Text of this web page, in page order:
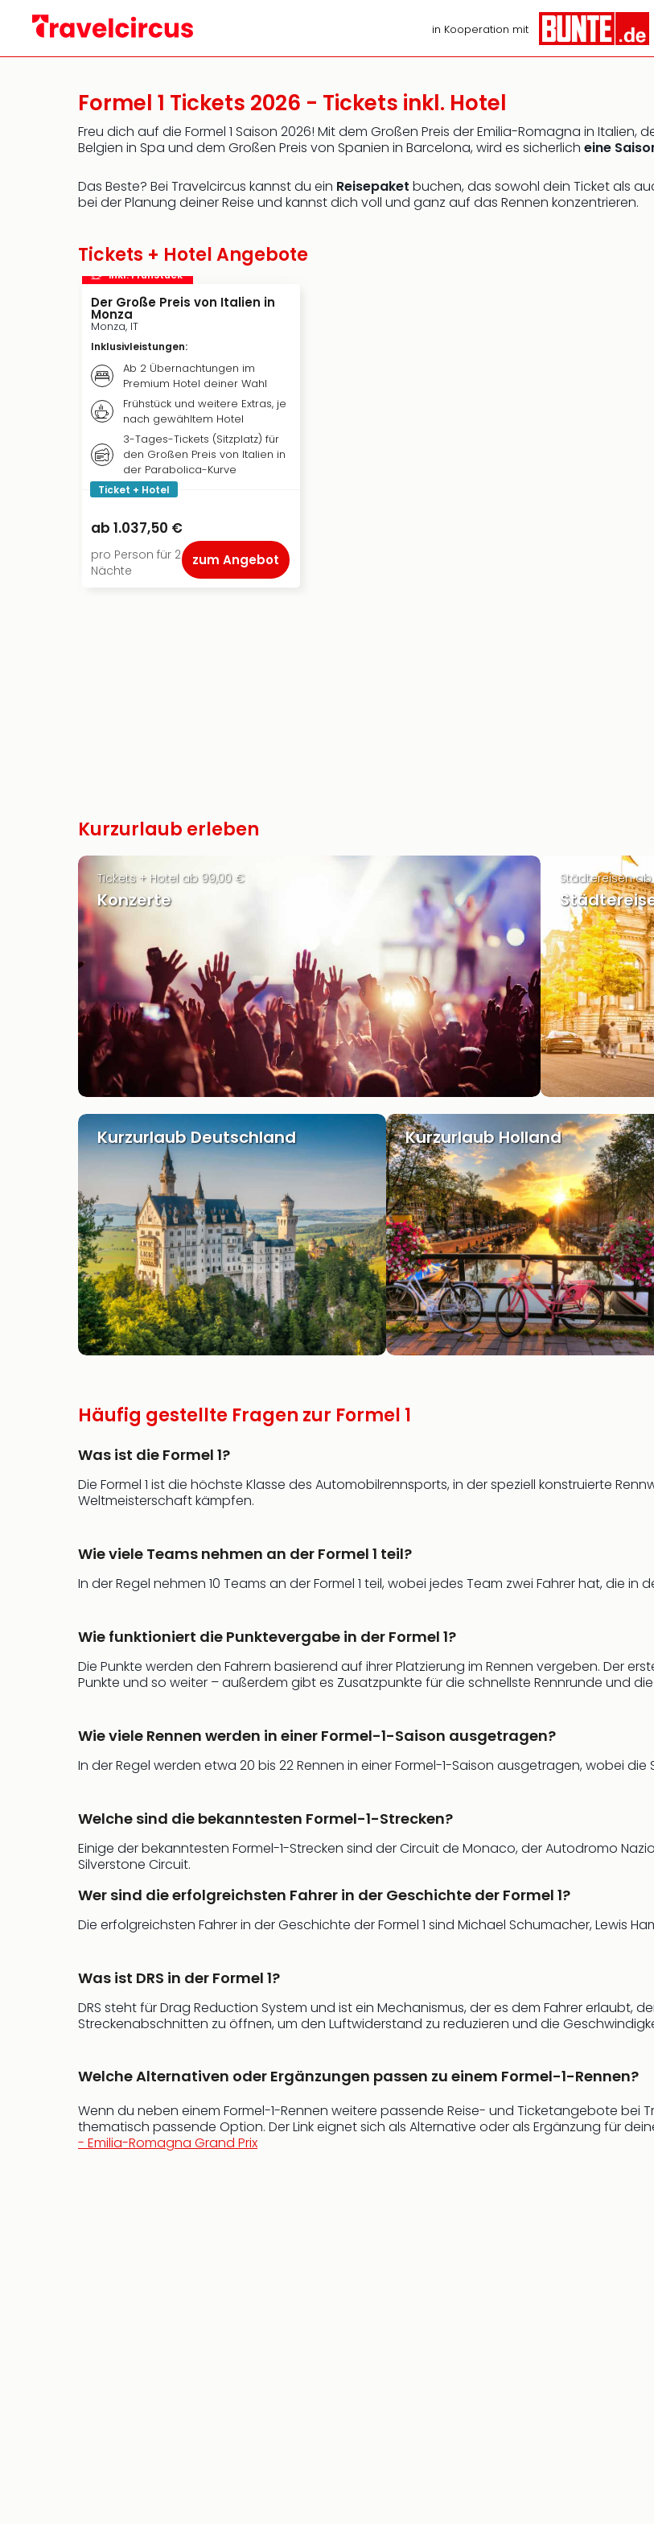
in Kooperation mit
Formel 1 Tickets 2026 - Tickets inkl. Hotel
Freu dich auf die Formel 1 Saison 2026! Mit dem Großen Preis der Emilia-Romagna in Italien,
Belgien in Spa und dem Großen Preis von Spanien in Barcelona, wird es sicherlich eine
Das Beste? Bei Travelcircus kannst du ein Reisepaket buchen, das sowohl dein Ticket als
bei der Planung deiner Reise und kannst dich voll und ganz auf das Rennen konzentrieren.
Tickets + Hotel Angebote
inkl. Frühstück
Der Große Preis von Italien in
Monza
Monza, IT
Inklusivleistungen:
Ab 2 Übernachtungen im
Premium Hotel deiner Wahl
Frühstück und weitere Extras, je
nach gewähltem Hotel
3-Tages-Tickets (Sitzplatz) für
den Großen Preis von Italien in
der Parabolica-Kurve
Ticket + Hotel
ab 1.037,50 €
pro Person für 2
Nächte
zum Angebot
Kurzurlaub erleben
Tickets + Hotel ab 99,00 €
Konzerte
Städtereisen
Kurzurlaub Deutschland Kurzurlaub Holland
Häufig gestellte Fragen zur Formel 1
Was ist die Formel 1?
Die Formel 1 ist die höchste Klasse des Automobilrennsports, in der speziell konstruierte
Weltmeisterschaft kämpfen.
Wie viele Teams nehmen an der Formel 1 teil?
In der Regel nehmen 10 Teams an der Formel 1 teil, wobei jedes Team zwei Fahrer hat, die in
Wie funktioniert die Punktevergabe in der Formel 1?
Die Punkte werden den Fahrern basierend auf ihrer Platzierung im Rennen vergeben. Der
Punkte und so weiter – außerdem gibt es Zusatzpunkte für die schnellste Rennrunde und
Wie viele Rennen werden in einer Formel-1-Saison ausgetragen?
In der Regel werden etwa 20 bis 22 Rennen in einer Formel-1-Saison ausgetragen, wobei
Welche sind die bekanntesten Formel-1-Strecken?
Einige der bekanntesten Formel-1-Strecken sind der Circuit de Monaco, der Autodromo
Silverstone Circuit.
Wer sind die erfolgreichsten Fahrer in der Geschichte der Formel 1?
Die erfolgreichsten Fahrer in der Geschichte der Formel 1 sind Michael Schumacher, Lewis
Was ist DRS in der Formel 1?
DRS steht für Drag Reduction System und ist ein Mechanismus, der es dem Fahrer erlaubt,
Streckenabschnitten zu öffnen, um den Luftwiderstand zu reduzieren und die
Welche Alternativen oder Ergänzungen passen zu einem Formel-1-Rennen?
Wenn du neben einem Formel-1-Rennen weitere passende Reise- und Ticketangebote bei
thematisch passende Option. Der Link eignet sich als Alternative oder als Ergänzung für
- Emilia-Romagna Grand Prix